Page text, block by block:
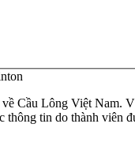
Cầu Lông Việt Nam.
thông tin do thành viên